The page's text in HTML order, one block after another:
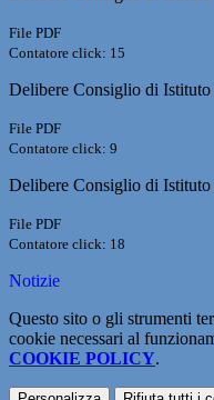
File PDF
Contatore click: 15
Delibere Consiglio di Istituto
File PDF
Contatore click: 9
Delibere Consiglio di Istituto
File PDF
Contatore click: 18
Notizie
Questo sito o gli strumenti
cookie necessari al
COOKIE POLICY.